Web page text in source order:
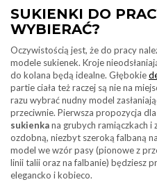
SUKIENKI DO
WYBIERAĆ?
Oczywistością jest, że do pracy
modele sukienek. Kroje
do kolana będą idealne. Głębokie
partie ciała też raczej są nie na
razu wybrać nudny model
przeciwnie. Pierwsza propozycja
sukienkana grubych ramiączkach i
ozdobną, niezbyt szeroką falbaną
model we wzór pasy (pionowe z
linii talii oraz na falbanie) będziesz
elegancko i kobieco.